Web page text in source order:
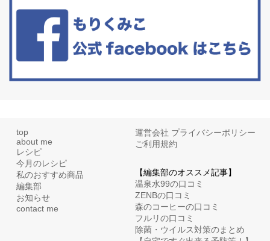
リーブオイルorごま油をたらす。&n...
top
about me
レシピ
今月のレシピ
私のおすすめ商品
編集部
お知らせ
contact me
運営会社 プライバシーポリシー
ご利用規約
【編集部のオススメ記事】
温泉水99の口コミ
ZENBの口コミ
森のコーヒーの口コミ
フルリの口コミ
除菌・ウイルス対策のまとめ